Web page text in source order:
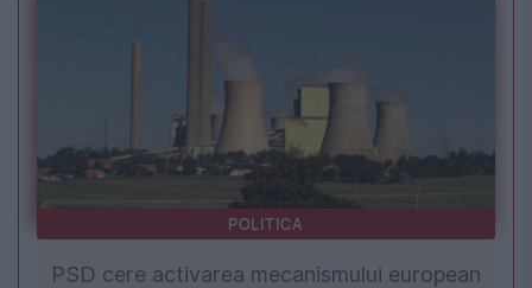
POLITICA
PSD cere activarea mecanismului european